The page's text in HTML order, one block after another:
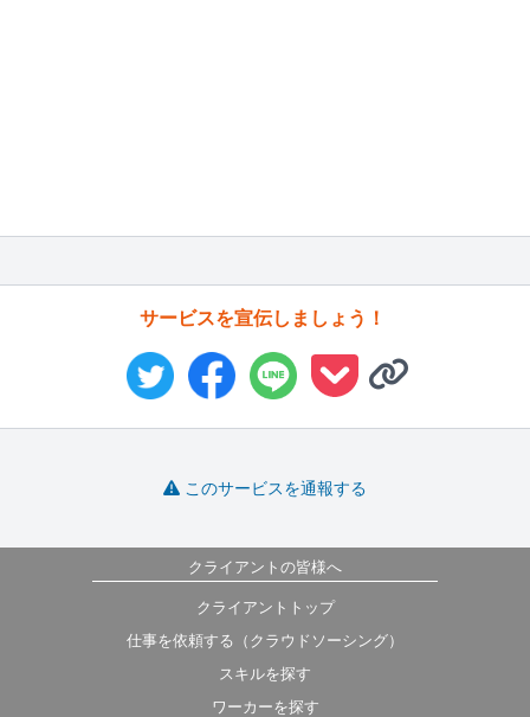
サービスを宣伝しましょう！
このサービスを通報する
クライアントの皆様へ
クライアントトップ
仕事を依頼する（クラウドソーシング）
スキルを探す
ワーカーを探す